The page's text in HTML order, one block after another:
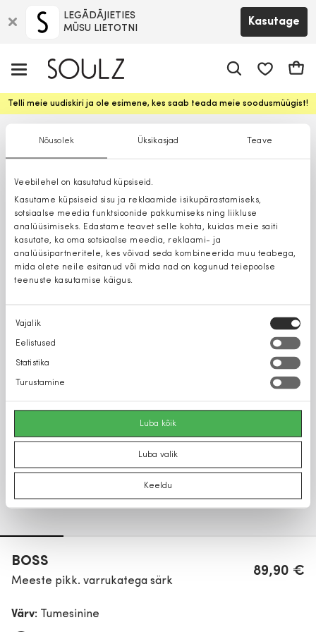
Nõusolek Üksikasjad Teave
Veebilehel on kasutatud küpsiseid.
Kasutame küpsiseid sisu ja reklaamide isikupärastamiseks,
sotsiaalse meedia funktsioonide pakkumiseks ning liikluse
analüüsimiseks. Edastame teavet selle kohta, kuidas meie saiti
kasutate, ka oma sotsiaalse meedia, reklaami- ja
analüüsipartneritele, kes võivad seda kombineerida muu teabega,
mida olete neile esitanud või mida nad on kogunud teiepoolse
teenuste kasutamise käigus.
Nõusoleku
valik
Vajalik
Eelistused
Statistika
Turustamine
Luba kõik
Luba valik
Keeldu
LEGĀDĀJIETIES
MŪSU LIETOTNI
Kasutage
Telli meie uudiskiri ja ole esimene, kes saab teada meie soodusmüügist!
BOSS
Meeste pikk. varrukatega särk
89,90 €
Värv: Tumesinine